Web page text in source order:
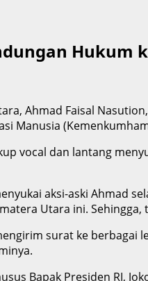
Hukum
Ahmad Faisal
Manusia
vocal dan lantang
aksi-aski Ahmad
Utara ini.
surat ke
Bapak Presiden RI,